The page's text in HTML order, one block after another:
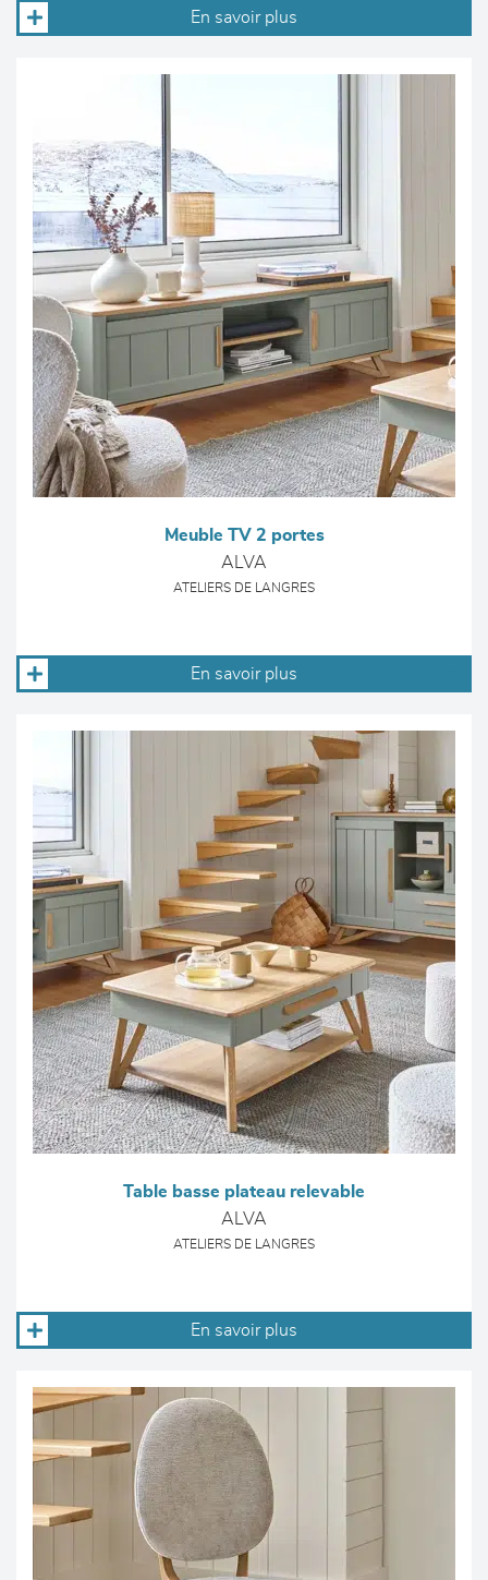
En savoir plus
Meuble TV 2 portes
ALVA
ATELIERS DE LANGRES
En savoir plus
Table basse plateau relevable
ALVA
ATELIERS DE LANGRES
En savoir plus